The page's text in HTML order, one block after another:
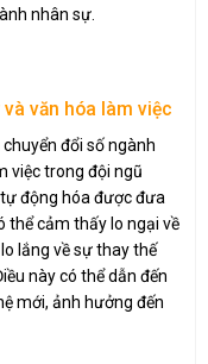
nhân sự.
văn hóa làm việc
đổi số ngành
việc trong đội ngũ
động hóa được đưa
thể cảm thấy lo ngại về
lắng về sự thay thế
này có thể dẫn đến
mới, ảnh hưởng đến